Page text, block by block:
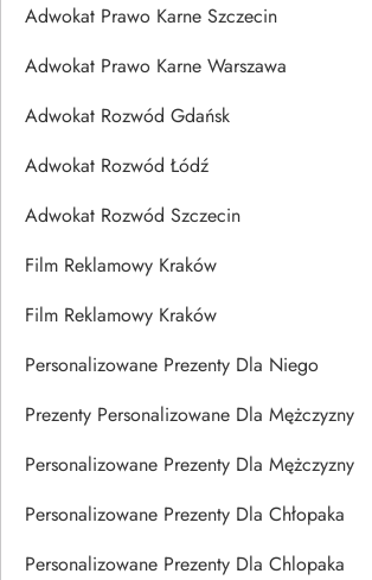
Adwokat Prawo Karne Szczecin
Adwokat Prawo Karne Warszawa
Adwokat Rozwód Gdańsk
Adwokat Rozwód Łódź
Adwokat Rozwód Szczecin
Film Reklamowy Kraków
Film Reklamowy Kraków
Personalizowane Prezenty Dla Niego
Prezenty Personalizowane Dla Mężczyzny
Personalizowane Prezenty Dla Mężczyzny
Personalizowane Prezenty Dla Chłopaka
Personalizowane Prezenty Dla Chlopaka